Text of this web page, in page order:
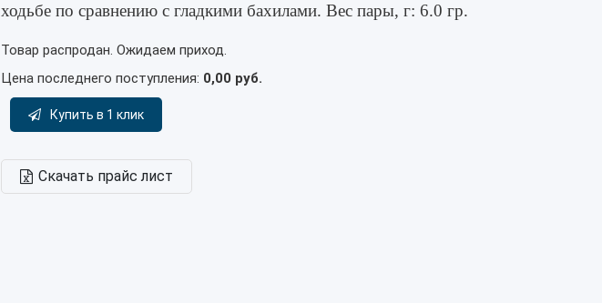
ходьбе по сравнению с гладкими бахилами. Вес пары, г: 6.0 гр.
Товар распродан. Ожидаем приход.
Цена последнего поступления: 0,00 руб.
Купить в 1 клик
Скачать прайс лист